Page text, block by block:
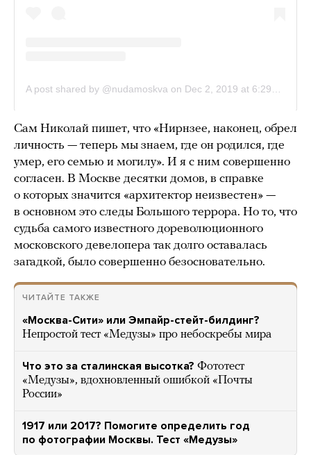
Сам Николай пишет, что «Нирнзее, наконец, обрел
личность — теперь мы знаем, где он родился, где
умер, его семью и могилу». И я с ним совершенно
согласен. В Москве десятки домов, в справке
о которых значится «архитектор неизвестен» —
в основном это следы Большого террора. Но то, что
судьба самого известного дореволюционного
московского девелопера так долго оставалась
загадкой, было совершенно безосновательно.
ЧИТАЙТЕ ТАКЖЕ
«Москва-Сити» или Эмпайр-стейт-билдинг?
Непростой тест «Медузы» про небоскребы мира
Что это за сталинская высотка? Фототест
«Медузы», вдохновленный ошибкой «Почты
России»
1917 или 2017? Помогите определить год
по фотографии Москвы. Тест «Медузы»